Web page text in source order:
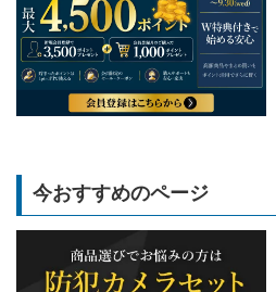
今おすすめのページ